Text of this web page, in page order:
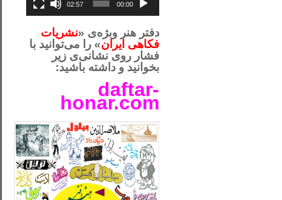
00:00
02:57
دفتر هنر وبژه‌ی «نشریات
فکاهی ایران» را می‌توانید با
فشار روی نشانی‌ی زیر
بخوانید و داشته باشید:
daftar-
honar.com